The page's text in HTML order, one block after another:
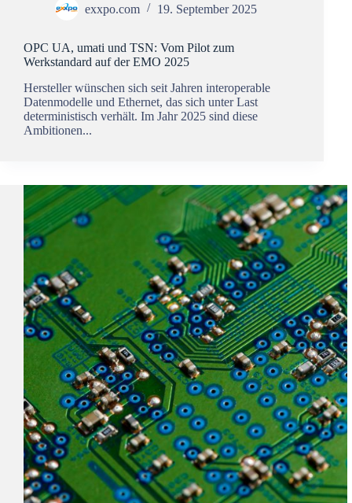
exxpo.com 19. September 2025
OPC UA, umati und TSN: Vom Pilot zum
Werkstandard auf der EMO 2025
Hersteller wünschen sich seit Jahren interoperable
Datenmodelle und Ethernet, das sich unter Last
deterministisch verhält. Im Jahr 2025 sind diese
Ambitionen...